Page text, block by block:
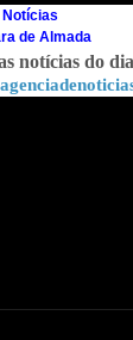
de Almada
notícias do